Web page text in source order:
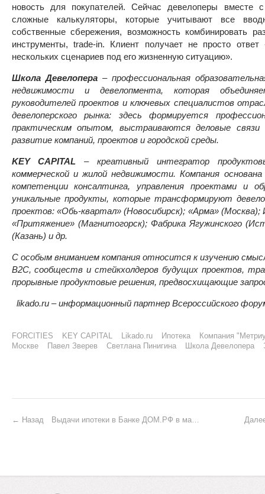
новость для покупателей. Сейчас девелоперы вместе
сложные калькуляторы, которые учитывают все
собственные сбережения, возможность комбинировать
инструменты, trade-in. Клиент получает не просто
нескольких сценариев под его жизненную ситуацию».
Школа Девелопера– профессиональная
недвижимости и девелопмента, которая
руководителей проектов и ключевых специалистов
девелоперского рынка: здесь формируется
практическим опытом, выстраиваются деловые
развитие компаний, проектов и городской среды.
KEY CAPITAL – креативный интегратор
коммерческой и жилой недвижимости. Компания
компетенции консалтинга, управления проектами и
уникальные продукты, которые трансформируют
проектов: «Обь-квартал» (Новосибирск); «Арма»
«Притяжение» (Магнитогорск); Фабрика Ягужинского
(Казань) и др.
С особым вниманием компания относится к изучению
B2C, сообществ и стейкхолдеров будущих проектов,
прорывные продуктовые решения, предвосхищающие
likado.ru – информационный партнер Всероссийского
FORCITIES KEY CAPITAL Likado.ru Ипотека
Компания
Москве
Павел Зверев Светлана Пинигина Школа Девелопера
Назад Выдачи ипотеки в Банке ДОМ.РФ в мае выросли более чем на 50%